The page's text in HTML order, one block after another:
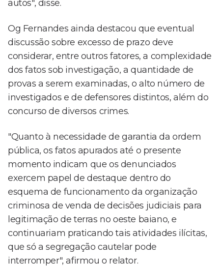
autos", disse.
Og Fernandes ainda destacou que eventual
discussão sobre excesso de prazo deve
considerar, entre outros fatores, a complexidade
dos fatos sob investigação, a quantidade de
provas a serem examinadas, o alto número de
investigados e de defensores distintos, além do
concurso de diversos crimes.
"Quanto à necessidade de garantia da ordem
pública, os fatos apurados até o presente
momento indicam que os denunciados
exercem papel de destaque dentro do
esquema de funcionamento da organização
criminosa de venda de decisões judiciais para
legitimação de terras no oeste baiano, e
continuariam praticando tais atividades ilícitas,
que só a segregação cautelar pode
interromper", afirmou o relator.